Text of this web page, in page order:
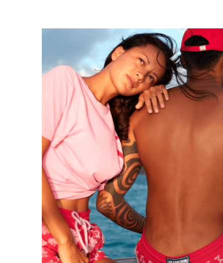
Polohemden
Pullover und Strickjacke
Oberbekleidung
Hosen
Pullover
T-Shirts
Loungewear-kollektion
Alle Bekleidung anzeigen
Große Größen
Alle Große Größen anzeigen
Damen